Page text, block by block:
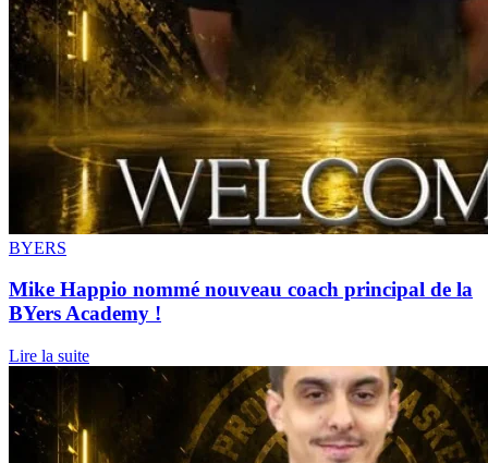
BYERS
Mike Happio nommé nouveau coach principal de la
BYers Academy !
Lire la suite